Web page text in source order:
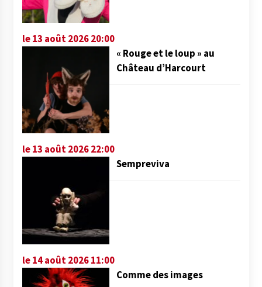
le 13 août 2026 20:00
« Rouge et le loup » au
Château d’Harcourt
le 13 août 2026 22:00
Sempreviva
le 14 août 2026 11:00
Comme des images